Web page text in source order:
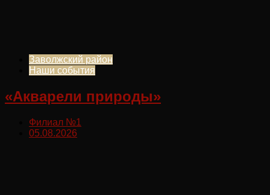
Заволжский район
Наши события
«Акварели природы»
Филиал №1
05.08.2026